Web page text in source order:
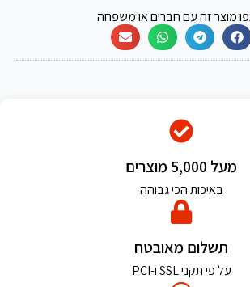
מוצר זה עם חברים או משפחה
מעל 5,000 מוצרים
באיכות הכי גבוהה
תשלום מאובטח
על פי תקני SSL ו-PCI